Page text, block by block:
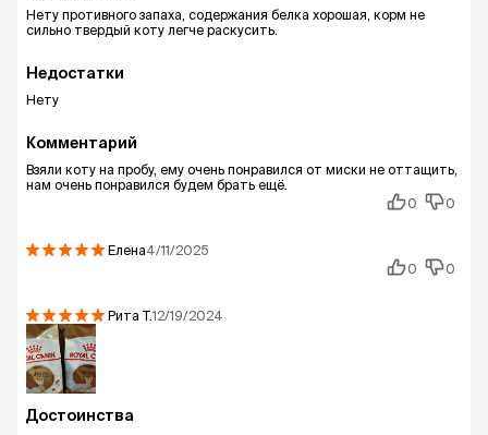
Нету противного запаха, содержания белка хорошая, корм не
сильно твердый коту легче раскусить.
Недостатки
Нету
Комментарий
Взяли коту на пробу, ему очень понравился от миски не оттащить,
нам очень понравился будем брать ещё.
0
0
Елена4/11/2025
0
0
Рита Т.12/19/2024
Достоинства